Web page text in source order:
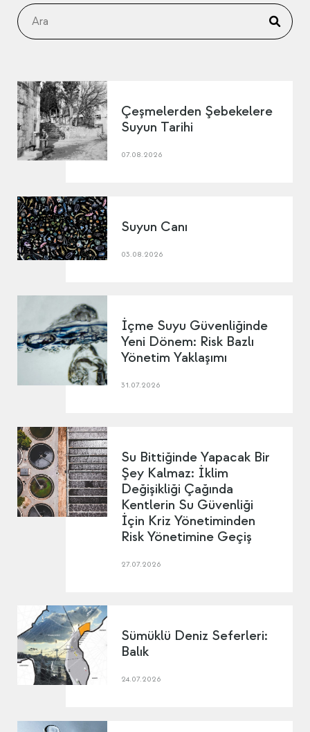
Çeşmelerden Şebekelere
Suyun Tarihi
07.08.2026
Suyun Canı
03.08.2026
İçme Suyu Güvenliğinde
Yeni Dönem: Risk Bazlı
Yönetim Yaklaşımı
31.07.2026
Su Bittiğinde Yapacak Bir
Şey Kalmaz: İklim
Değişikliği Çağında
Kentlerin Su Güvenliği
İçin Kriz Yönetiminden
Risk Yönetimine Geçiş
27.07.2026
Sümüklü Deniz Seferleri:
Balık
24.07.2026